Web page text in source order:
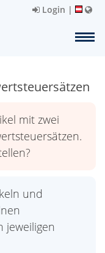
Login |
mit zwei
und
jeweiligen